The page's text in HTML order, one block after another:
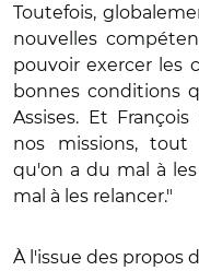
Toutefois,
nouvelles
pouvoir exercer les
bonnes conditions
Assises. Et
nos missions, tout
qu'on a du mal à
mal à les relancer."
À l'issue des propos